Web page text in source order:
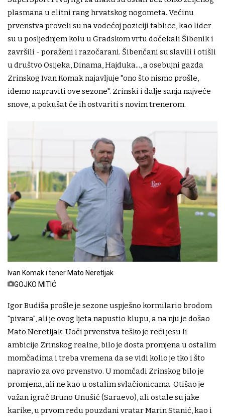
plasmana u elitni rang hrvatskog nogometa. Većinu
prvenstva proveli su na vodećoj poziciji tablice, kao lider
su u posljednjem kolu u Gradskom vrtu dočekali Šibenik i
završili - poraženi i razočarani. Šibenčani su slavili i otišli
u društvo Osijeka, Dinama, Hajduka..., a osebujni gazda
Zrinskog Ivan Komak najavljuje "ono što nismo prošle,
idemo napraviti ove sezone". Zrinski i dalje sanja najveće
snove, a pokušat će ih ostvariti s novim trenerom.
Ivan Komak i tener Mato Neretljak
GOJKO MITIĆ
Igor Budiša prošle je sezone uspješno kormilario brodom
"pivara", ali je ovog ljeta napustio klupu, a na nju je došao
Mato Neretljak. Uoči prvenstva teško je reći jesu li
ambicije Zrinskog realne, bilo je dosta promjena u ostalim
momčadima i treba vremena da se vidi kolio je tko i što
napravio za ovo prvenstvo. U momčadi Zrinskog bilo je
promjena, ali ne kao u ostalim svlačionicama. Otišao je
važan igrač Bruno Unušić (Saraevo), ali ostale su jake
karike, u prvom redu pouzdani vratar Marin Stanić, kao i